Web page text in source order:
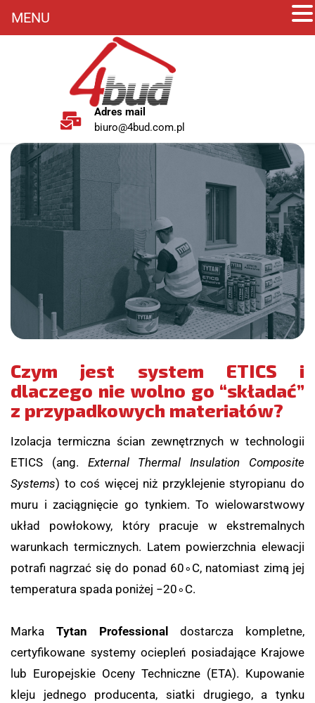
Adres mail
biuro@4bud.com.pl
Czym jest system ETICS i
dlaczego nie wolno go “składać”
z przypadkowych materiałów?
Izolacja termiczna ścian zewnętrznych w technologii
ETICS (ang. External Thermal Insulation Composite
Systems) to coś więcej niż przyklejenie styropianu do
muru i zaciągnięcie go tynkiem. To wielowarstwowy
układ powłokowy, który pracuje w ekstremalnych
warunkach termicznych. Latem powierzchnia elewacji
potrafi nagrzać się do ponad 60∘ C, natomiast zimą jej
temperatura spada poniżej −20∘ C.
Marka Tytan Professional dostarcza kompletne,
certyfikowane systemy ociepleń posiadające Krajowe
lub Europejskie Oceny Techniczne (ETA). Kupowanie
kleju jednego producenta, siatki drugiego, a tynku
MENU